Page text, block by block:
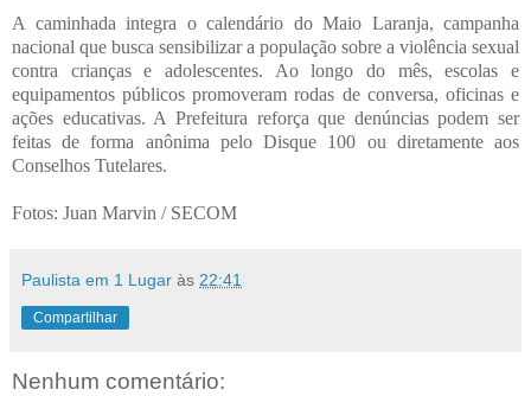
A caminhada integra o calendário do Maio Laranja, campanha
nacional que busca sensibilizar a população sobre a violência sexual
contra crianças e adolescentes. Ao longo do mês, escolas e
equipamentos públicos promoveram rodas de conversa, oficinas e
ações educativas. A Prefeitura reforça que denúncias podem ser
feitas de forma anônima pelo Disque 100 ou diretamente aos
Conselhos Tutelares.
Fotos: Juan Marvin / SECOM
Paulista em 1 Lugar às 22:41
Compartilhar
Nenhum comentário: